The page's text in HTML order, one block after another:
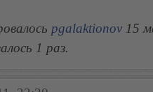
pgalaktionov15
1 раз.